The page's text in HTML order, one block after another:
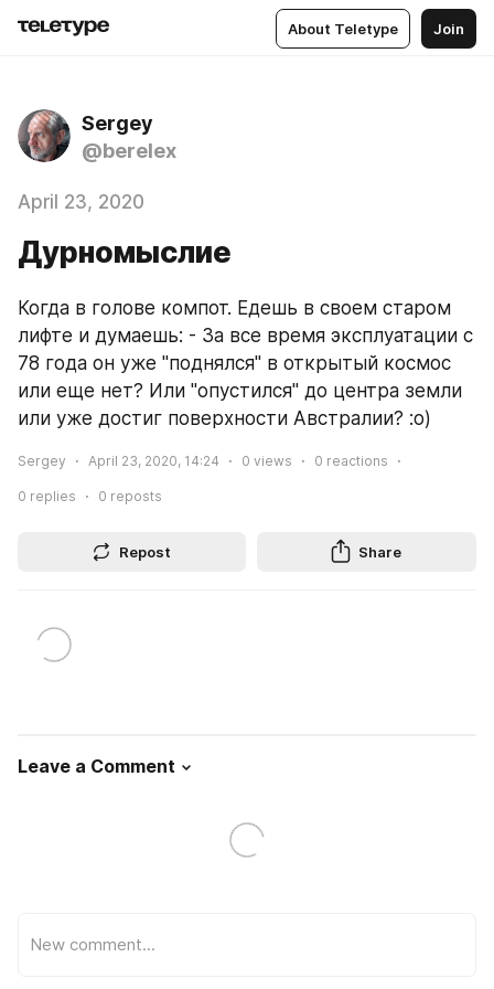
About Teletype Join
Sergey
@berelex
April 23, 2020
Дурномыслие
Когда в голове компот. Едешь в своем старом
лифте и думаешь: - За все время эксплуатации с
78 года он уже "поднялся" в открытый космос
или еще нет? Или "опустился" до центра земли
или уже достиг поверхности Австралии? :о)
Sergey April 23, 2020, 14:24 0 views 0 reactions
0 replies 0 reposts
Repost Share
Leave a Comment